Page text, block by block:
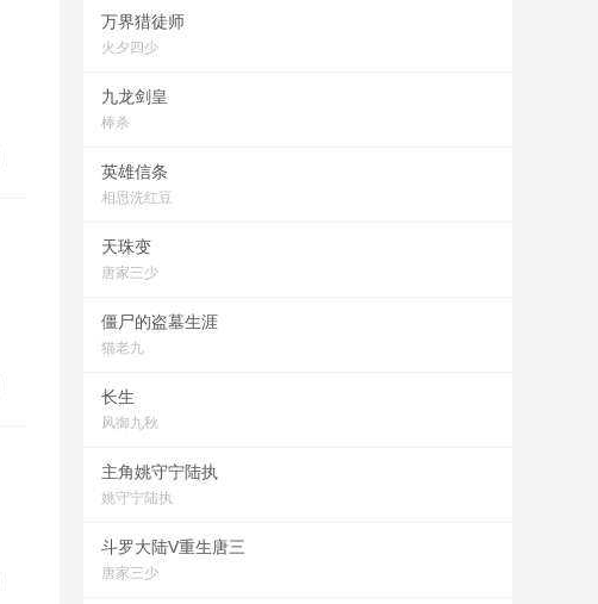
万界猎徒师
火夕四少
九龙剑皇
棒杀
英雄信条
相思洗红豆
天珠变
唐家三少
僵尸的盗墓生涯
猫老九
长生
风御九秋
主角姚守宁陆执
姚守宁陆执
斗罗大陆V重生唐三
唐家三少